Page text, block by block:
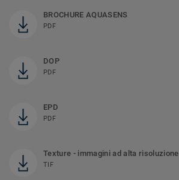
BROCHURE AQUASENS
PDF
DOP
PDF
EPD
PDF
Texture - immagini ad alta risoluzione
TIF